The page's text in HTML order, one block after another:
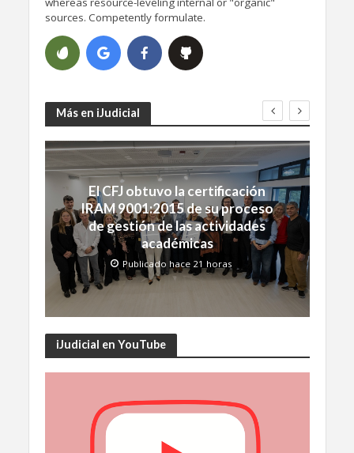
sources. Competently formulate.
Más en iJudicial
El CFJ obtuvo la certificación
IRAM 9001:2015 de su proceso
de gestión de las actividades
académicas
Publicado hace 21 horas
iJudicial en YouTube